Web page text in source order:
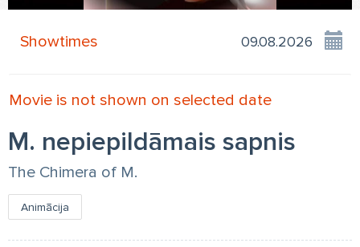
Showtimes
Movie is not shown on selected date
M. nepiepildāmais sapnis
The Chimera of M.
Animācija